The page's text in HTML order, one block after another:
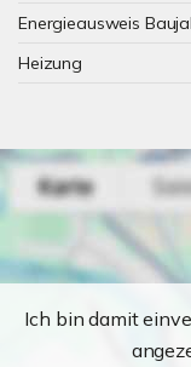
Energieausweis
Heizung
Ich bin damit